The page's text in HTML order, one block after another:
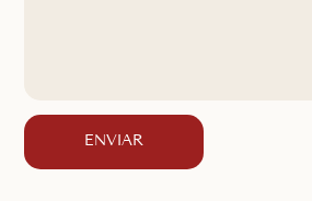
ENVIAR